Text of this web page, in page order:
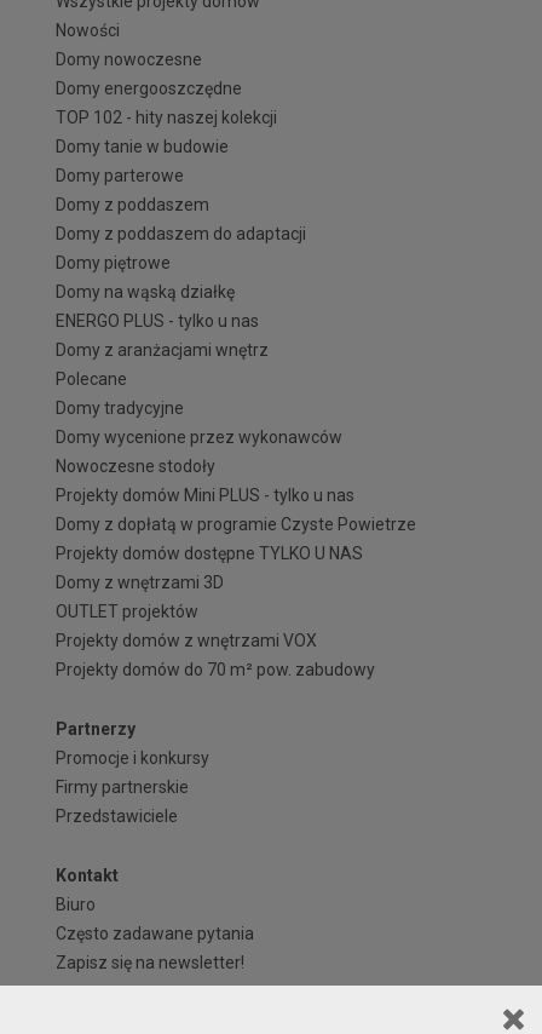
Nowości
Domy nowoczesne
Domy energooszczędne
TOP 102 - hity naszej kolekcji
Domy tanie w budowie
Domy parterowe
Domy z poddaszem
Domy z poddaszem do adaptacji
Domy piętrowe
Domy na wąską działkę
ENERGO PLUS - tylko u nas
Domy z aranżacjami wnętrz
Polecane
Domy tradycyjne
Domy wycenione przez wykonawców
Nowoczesne stodoły
Projekty domów Mini PLUS - tylko u nas
Domy z dopłatą w programie Czyste Powietrze
Projekty domów dostępne TYLKO U NAS
Domy z wnętrzami 3D
OUTLET projektów
Projekty domów z wnętrzami VOX
Projekty domów do 70 m² pow. zabudowy
Partnerzy
Promocje i konkursy
Firmy partnerskie
Przedstawiciele
Kontakt
Biuro
Często zadawane pytania
Zapisz się na newsletter!